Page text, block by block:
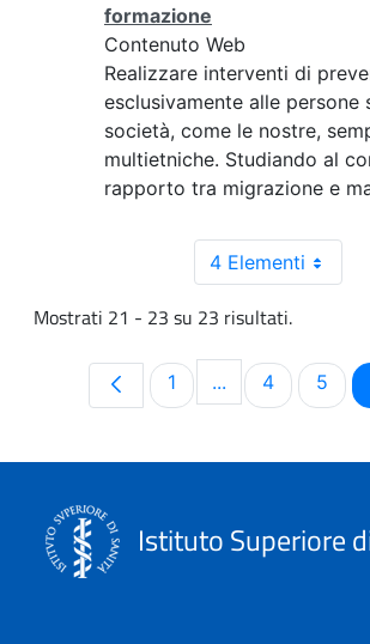
formazione
Contenuto Web
Realizzare interventi di
esclusivamente alle persone
società, come le nostre,
multietniche. Studiando al
rapporto tra migrazione e
4 Elementi
Mostrati 21 - 23 su 23 risultati.
Pagina
1 ...PaginePagina
4 Pagina
5
Istituto Superiore